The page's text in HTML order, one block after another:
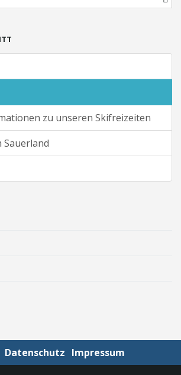
zu unseren Skifreizeiten
Datenschutz Impressum